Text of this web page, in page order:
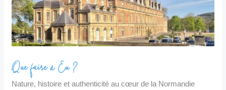
Que faire à Eu ?
Nature, histoire et authenticité au cœur de la Normandie